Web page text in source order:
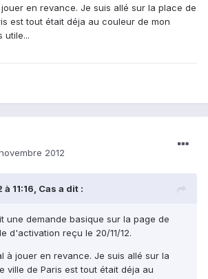
en revance. Je suis allé sur la place de
est tout était déja au couleur de mon
utile...
2012
11:16, Cas a dit :
une demande basique sur la page de
d'activation reçu le 20/11/12.
à jouer en revance. Je suis allé sur la
ville de Paris est tout était déja au